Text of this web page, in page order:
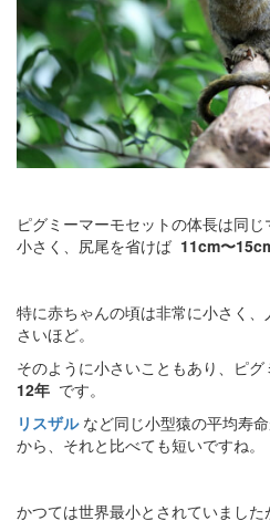
ピグミーマーモセットの体長は同
小さく、尻尾を省けば 11cm〜
特に赤ちゃんの頃は非常に小さく
さいほど。
そのように小さいこともあり、ピ
12年 です。
リスザル など同じ小型猿の平均寿
から、それと比べても短いですね。
かつては世界最小とされていまし